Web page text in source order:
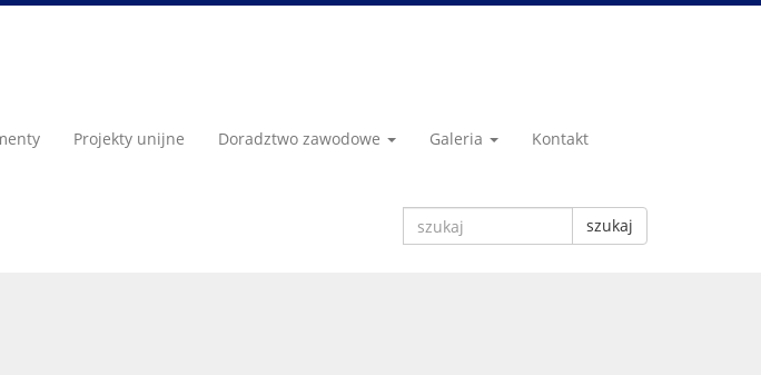
Projekty unijne Doradztwo zawodowe Galeria Kontakt
szukaj